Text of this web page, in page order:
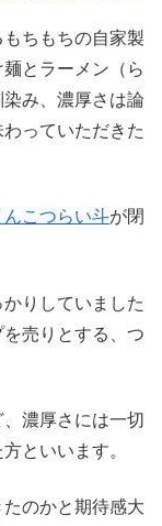
ちもちの自家製
とラーメン（ら
み、濃厚さは論
っていただきた
んこつらい斗が閉
りしていました
売りとする、つ
濃厚さには一切
といいます。
のかと期待感大